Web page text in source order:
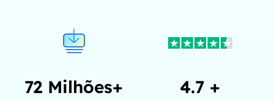
72 Milhões+
4.7 +